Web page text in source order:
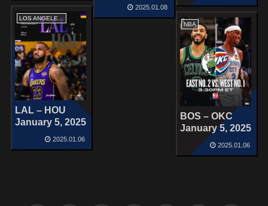
2025.01.08
LOS ANGELES LAKERS
LAL – HOU
January 5, 2025
2025.01.06
NBA
BOS – OKC
January 5, 2025
2025.01.06